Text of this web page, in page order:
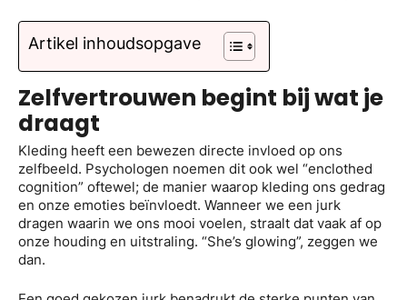
Artikel inhoudsopgave
Zelfvertrouwen begint bij wat je
draagt
Kleding heeft een bewezen directe invloed op ons
zelfbeeld. Psychologen noemen dit ook wel “enclothed
cognition” oftewel; de manier waarop kleding ons gedrag
en onze emoties beïnvloedt. Wanneer we een jurk
dragen waarin we ons mooi voelen, straalt dat vaak af op
onze houding en uitstraling. “She’s glowing”, zeggen we
dan.